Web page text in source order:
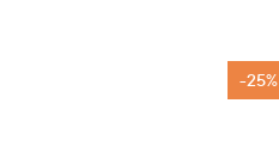
-25%